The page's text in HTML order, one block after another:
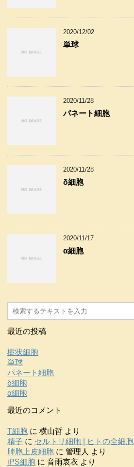
2020/12/02
単球
2020/11/28
パネート細胞
2020/11/28
δ細胞
2020/11/17
α細胞
最近の投稿
樹状細胞
単球
パネート細胞
δ細胞
α細胞
最近のコメント
T細胞 に 横山哲 より
精子 に セルトリ細胞 | ヒトの全細胞
肺胞上皮細胞 に 管理人 より
iPS細胞 に 音雨哀衣 より